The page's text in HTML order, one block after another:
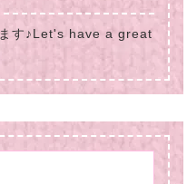
す♪Let's have a great